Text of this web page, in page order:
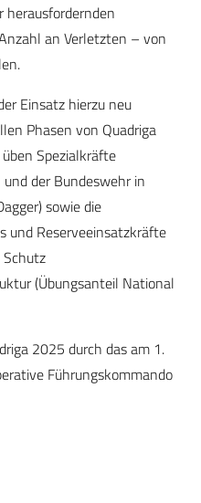
an Verletzten – von
Einsatz hierzu neu
Phasen von Quadriga
Spezialkräfte
der Bundeswehr in
sowie die
und Reserveeinsatzkräfte
(Übungsanteil National
2025 durch das am 1.
Führungskommando